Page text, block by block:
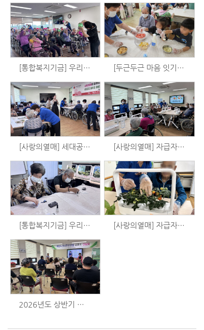
[통합복지기금] 우리는 시니어 예술가 시즌3 - 체육활동 (7/15) [두근두근 마음 잇기 사업] 수박화채 만들기
[사랑의열매] 세대공감 원예치료 - 아로마 목걸이 만들기 (7/11) [사랑의열매] 자급자족 홈파밍 - 로메인, 루꼴라 (7/6)
[통합복지기금] 우리는 시니어 예술가 시즌3 - 공예활동 (7/1) [사랑의열매] 자급자족 홈파밍 - 샐러드만들기 (6/27)
2026년도 상반기 보호자 간담회 (6/27)